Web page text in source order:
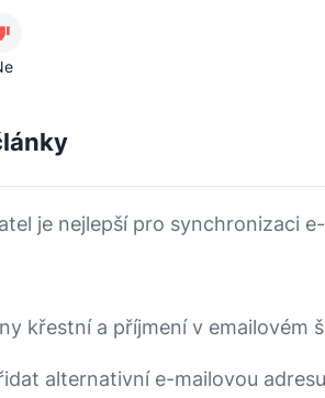
je nejlepší pro synchronizaci
křestní a příjmení v emailovém
alternativní e-mailovou